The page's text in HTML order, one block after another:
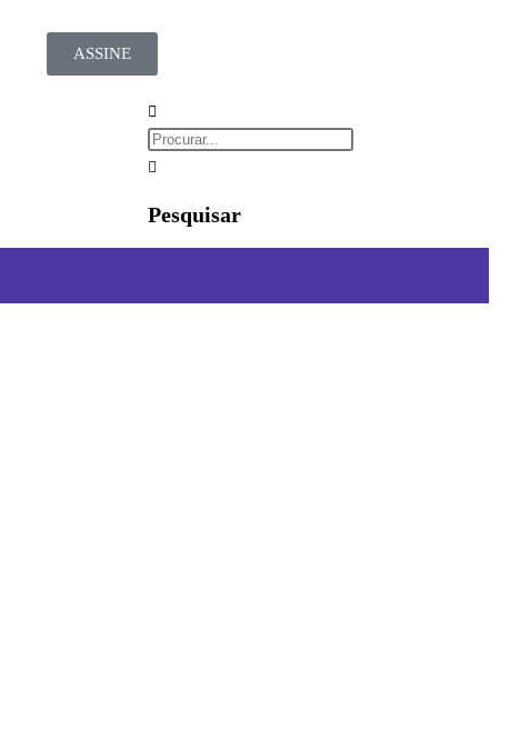
ASSINE
Pesquisar